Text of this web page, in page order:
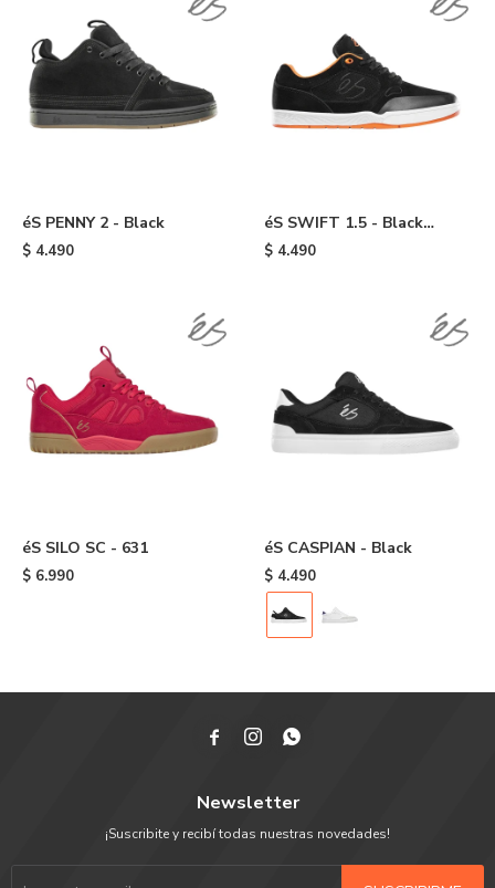
éS PENNY 2 - Black
$ 4.490
éS SWIFT 1.5 - Black
/white /orange
$ 4.490
éS SILO SC - 631
$ 6.990
éS CASPIAN - Black
$ 4.490
  
Newsletter
¡Suscribite y recibí todas nuestras novedades!